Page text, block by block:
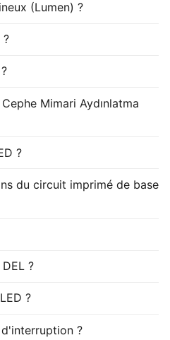
(Lumen) ?
?
Mimari Aydınlatma
?
du circuit imprimé de base
?
?
?